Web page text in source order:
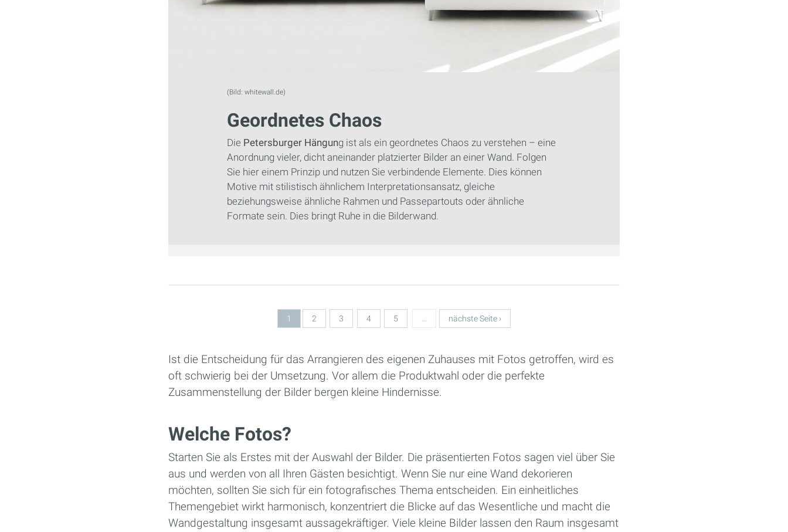
(Bild: whitewall.de)
Geordnetes Chaos
Die Petersburger Hängung ist als ein geordnetes Chaos zu verstehen – eine
Anordnung vieler, dicht aneinander platzierter Bilder an einer Wand. Folgen
Sie hier einem Prinzip und nutzen Sie verbindende Elemente. Dies können
Motive mit stilistisch ähnlichem Interpretationsansatz, gleiche
beziehungsweise ähnliche Rahmen und Passepartouts oder ähnliche
Formate sein. Dies bringt Ruhe in die Bilderwand.
1 2 3 4 5 … nächste Seite ›
Ist die Entscheidung für das Arrangieren des eigenen Zuhauses mit Fotos getroffen, wird es
oft schwierig bei der Umsetzung. Vor allem die Produktwahl oder die perfekte
Zusammenstellung der Bilder bergen kleine Hindernisse.
Welche Fotos?
Starten Sie als Erstes mit der Auswahl der Bilder. Die präsentierten Fotos sagen viel über Sie
aus und werden von all Ihren Gästen besichtigt. Wenn Sie nur eine Wand dekorieren
möchten, sollten Sie sich für ein fotografisches Thema entscheiden. Ein einheitliches
Themengebiet wirkt harmonisch, konzentriert die Blicke auf das Wesentliche und macht die
Wandgestaltung insgesamt aussagekräftiger. Viele kleine Bilder lassen den Raum insgesamt